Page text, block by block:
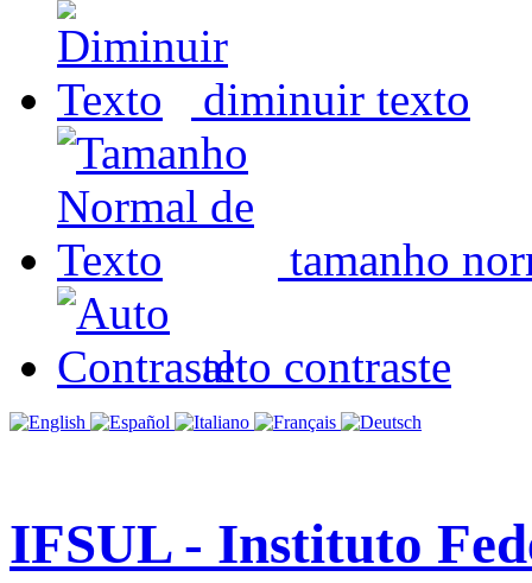
diminuir texto
tamanho
alto contraste
IFSUL - Instituto